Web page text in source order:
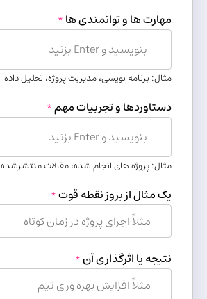
مهارت ها و توانمندی ها *
مثال: برنامه نویسی، مدیریت پروژه، تحلیل داده
دستاوردها و تجربیات مهم*
مثال: پروژه های انجام شده، مقالات منتشرشده
یک مثال از بروز نقطه قوت*
نتیجه یا اثرگذاری آن*